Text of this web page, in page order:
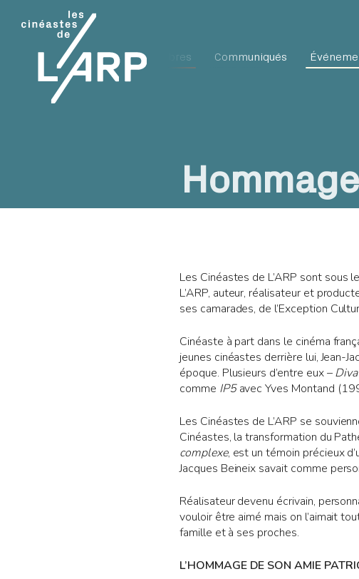
L'ARP Membres Communiqués
Les Cinéastes de L’ARP sont sous
L’ARP, auteur, réalisateur et
ses camarades, de l’Exception
Cinéaste à part dans le cinéma
jeunes cinéastes derrière lui, Jean-
époque. Plusieurs d’entre eux –Diva
comme IP5avec Yves Montand
Les Cinéastes de L’ARP se
Cinéastes, la transformation du
complexe, est un témoin précieux
Jacques Beineix savait comme
Réalisateur devenu écrivain,
vouloir être aimé mais on l’aimait
famille et à ses proches.
L’HOMMAGE DE SON AMIE